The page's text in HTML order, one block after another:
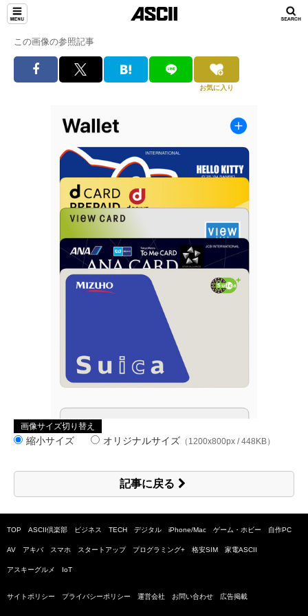
この画像の参照記事
お気に入り
画像サイズ切り替え
縮小サイズ オリジナルサイズ （1200x800px / 448KB）
記事に戻る
TOP ASCII倶楽部 ビジネス TECH デジタル iPhone/Mac ゲーム・ホビー 自作PC
AV アキバ スマホ スタートアップ プログラミング+ 格安SIM 家電ASCII
アスキーグルメ IoT
サイトポリシー プライバシーポリシー 運営会社 お問い合わせ 広告掲載